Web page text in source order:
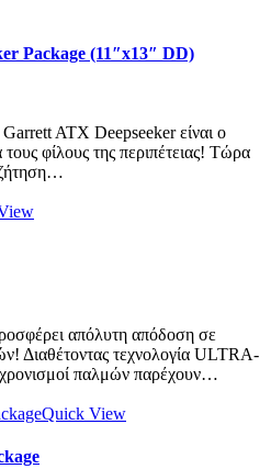
Package (11″x13″ DD)
ATX Deepseeker είναι ο
τους φίλους της περιπέτειας! Τώρα
απόλυτη απόδοση σε
Διαθέτοντας τεχνολογία ULTRA-
παλμών παρέχουν…
Quick View